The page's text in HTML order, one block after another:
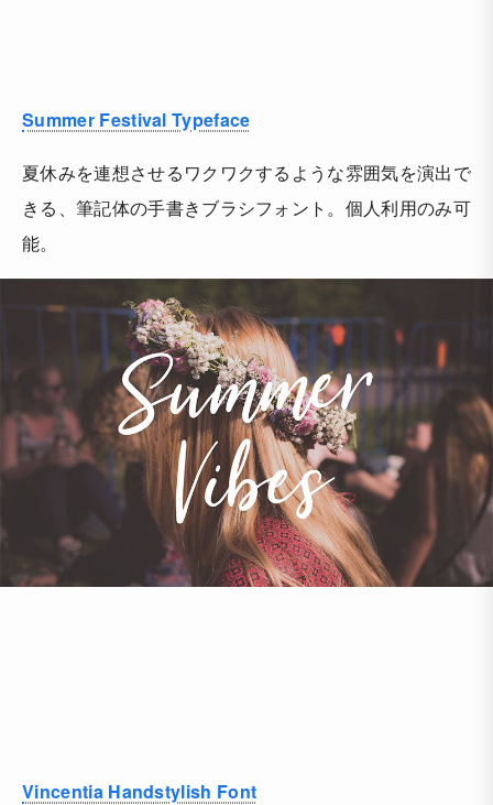
Summer Festival Typeface
夏休みを連想させるワクワクするような雰囲気を演出で
きる、筆記体の手書きブラシフォント。個人利用のみ可
能。
Vincentia Handstylish Font